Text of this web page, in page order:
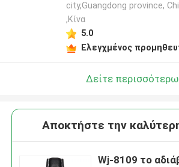
city,Guangdong province,
,Κίνα
5.0
Ελεγχμένος
Δείτε
Αποκτήστε την
Wj-8109 το